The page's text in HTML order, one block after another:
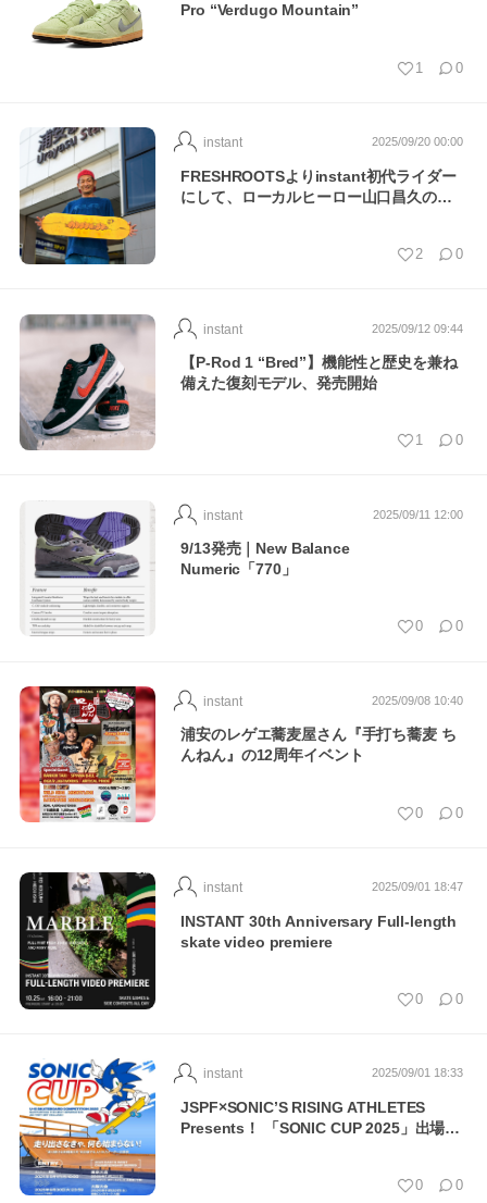
Pro “Verdugo Mountain”
1 0
2025/09/20 00:00
instant
FRESHROOTSよりinstant初代ライダー
にして、ローカルヒーロー山口昌久のシ
2 0
2025/09/12 09:44
instant
【P-Rod 1 “Bred”】機能性と歴史を兼ね
備えた復刻モデル、発売開始
1 0
2025/09/11 12:00
instant
9/13発売｜New Balance
Numeric「770」
0 0
2025/09/08 10:40
instant
浦安のレゲエ蕎麦屋さん『手打ち蕎麦 ち
んねん』の12周年イベント
0 0
2025/09/01 18:47
instant
INSTANT 30th Anniversary Full-length
skate video premiere
0 0
2025/09/01 18:33
instant
JSPF×SONIC’S RISING ATHLETES
Presents！ 「SONIC CUP 2025」出場者
0 0